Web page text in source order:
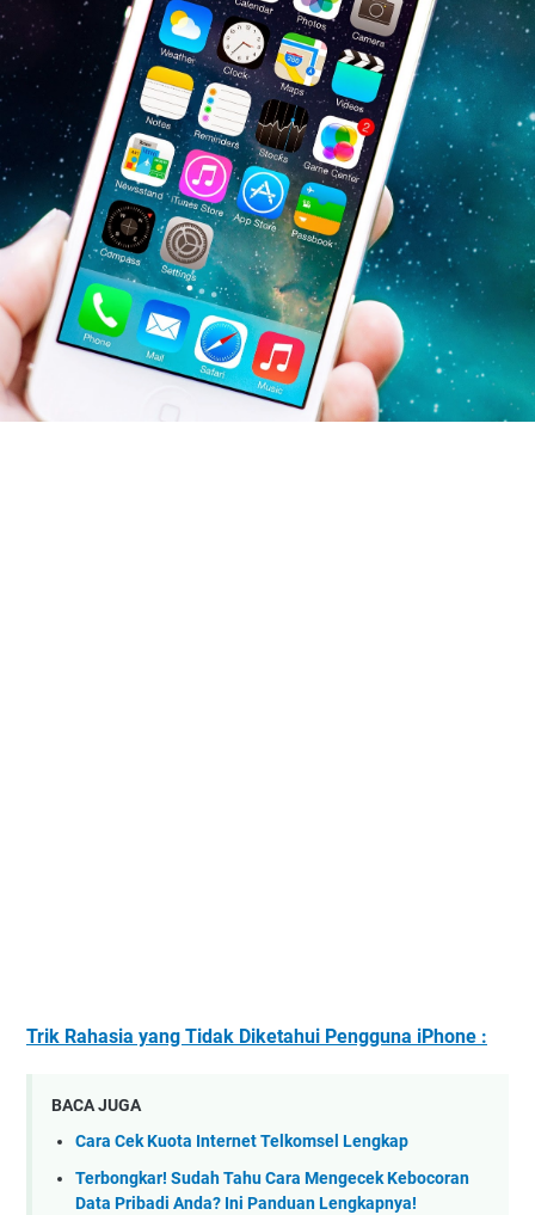
Trik Rahasia yang Tidak Diketahui Pengguna iPhone :
BACA JUGA
Cara Cek Kuota Internet Telkomsel Lengkap
Terbongkar! Sudah Tahu Cara Mengecek Kebocoran
Data Pribadi Anda? Ini Panduan Lengkapnya!